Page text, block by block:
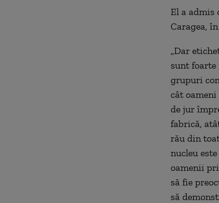
El a admis
Caragea,
„Dar
sunt
grupuri
cât
de jur
fabrică,
rău din
nucleu
oamenii
să fie
să